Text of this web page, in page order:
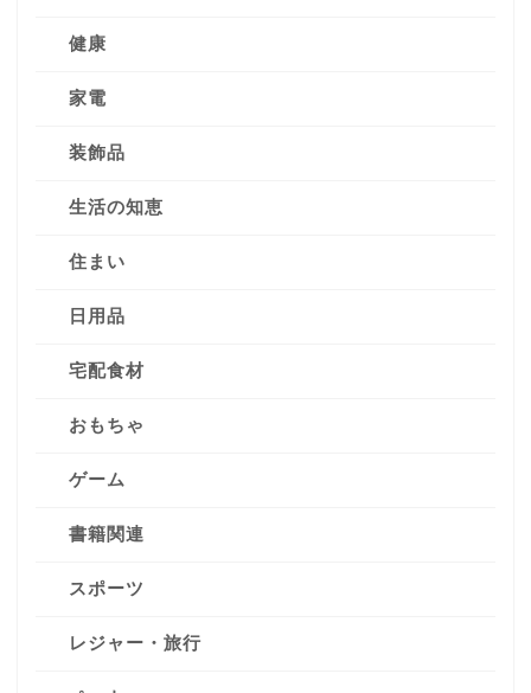
健康
家電
装飾品
生活の知恵
住まい
日用品
宅配食材
おもちゃ
ゲーム
書籍関連
スポーツ
レジャー・旅行